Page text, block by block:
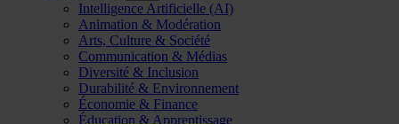
Intelligence Artificielle (AI)
Animation & Modération
Arts, Culture & Société
Communication & Médias
Diversité & Inclusion
Durabilité & Environnement
Économie & Finance
Éducation & Apprentissage